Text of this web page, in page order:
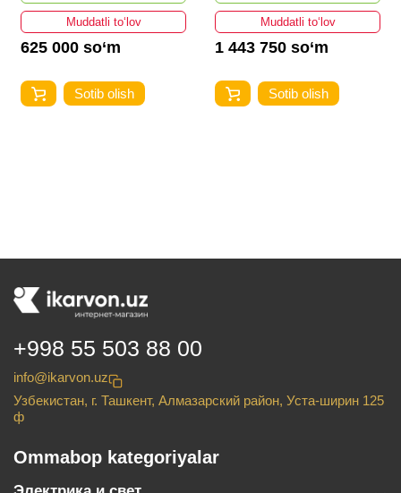
Muddatli to‘lov
625 000 so‘m
Sotib olish
Muddatli to‘lov
1 443 750 so‘m
Sotib olish
+998 55 503 88 00
info@ikarvon.uz
Узбекистан, г. Ташкент, Алмазарский район, Уста-ширин 125
ф
Ommabop kategoriyalar